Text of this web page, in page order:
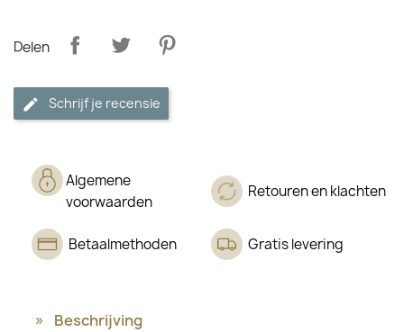
Delen
Schrijf je recensie
Algemene
voorwaarden
Retouren en klachten
Betaalmethoden Gratis levering
Beschrijving